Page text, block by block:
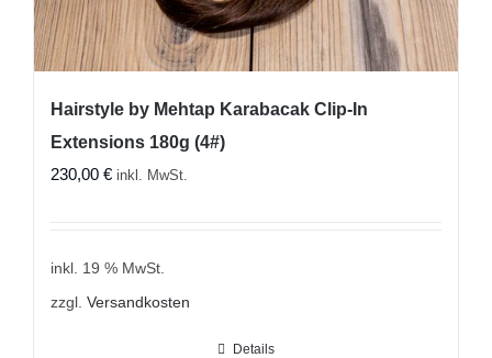
Hairstyle by Mehtap Karabacak Clip-In
Extensions 180g (4#)
230,00 € inkl. MwSt.
inkl. 19 % MwSt.
zzgl. Versandkosten
Details